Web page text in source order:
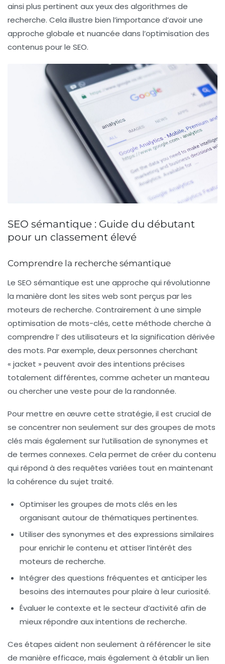
ainsi plus pertinent aux yeux des algorithmes de
recherche. Cela illustre bien l’importance d’avoir une
approche globale et nuancée dans l’optimisation des
contenus pour le SEO.
SEO sémantique : Guide du débutant
pour un classement élevé
Comprendre la recherche sémantique
Le SEO sémantique est une approche qui révolutionne
la manière dont les sites web sont perçus par les
moteurs de recherche. Contrairement à une simple
optimisation de mots-clés, cette méthode cherche à
comprendre l’des utilisateurs et la signification dérivée
des mots. Par exemple, deux personnes cherchant
« jacket » peuvent avoir des intentions précises
totalement différentes, comme acheter un manteau
ou chercher une veste pour de la randonnée.
Pour mettre en œuvre cette stratégie, il est crucial de
se concentrer non seulement sur des groupes de mots
clés mais également sur l’utilisation de synonymes et
de termes connexes. Cela permet de créer du contenu
qui répond à des requêtes variées tout en maintenant
la cohérence du sujet traité.
Optimiser les groupes de mots clés en les
organisant autour de thématiques pertinentes.
Utiliser des synonymes et des expressions similaires
pour enrichir le contenu et attiser l’intérêt des
moteurs de recherche.
Intégrer des questions fréquentes et anticiper les
besoins des internautes pour plaire à leur curiosité.
Évaluer le contexte et le secteur d’activité afin de
mieux répondre auxintentions de recherche.
Ces étapes aident non seulement à référencer le site
de manière efficace, mais également à établir un lien